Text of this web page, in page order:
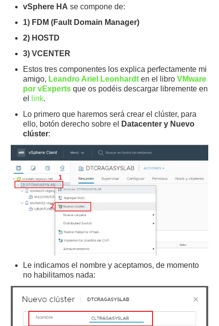
vSphere HA se compone de:
1) FDM (Fault Domain Manager)
2) HOSTD
3) VCENTER
Estos tres componentes los explica perfectamente mi
amigo, Leandro Ariel Leonhardt en el libroVMware
por vExperts que os podéis descargar libremente en
el
link.
Lo primero que haremos será crear el clúster, para
ello, botón derecho sobre el
Datacenter y Nuevo
clúster:
Le indicamos el nombre y aceptamos, de momento
no habilitamos nada: